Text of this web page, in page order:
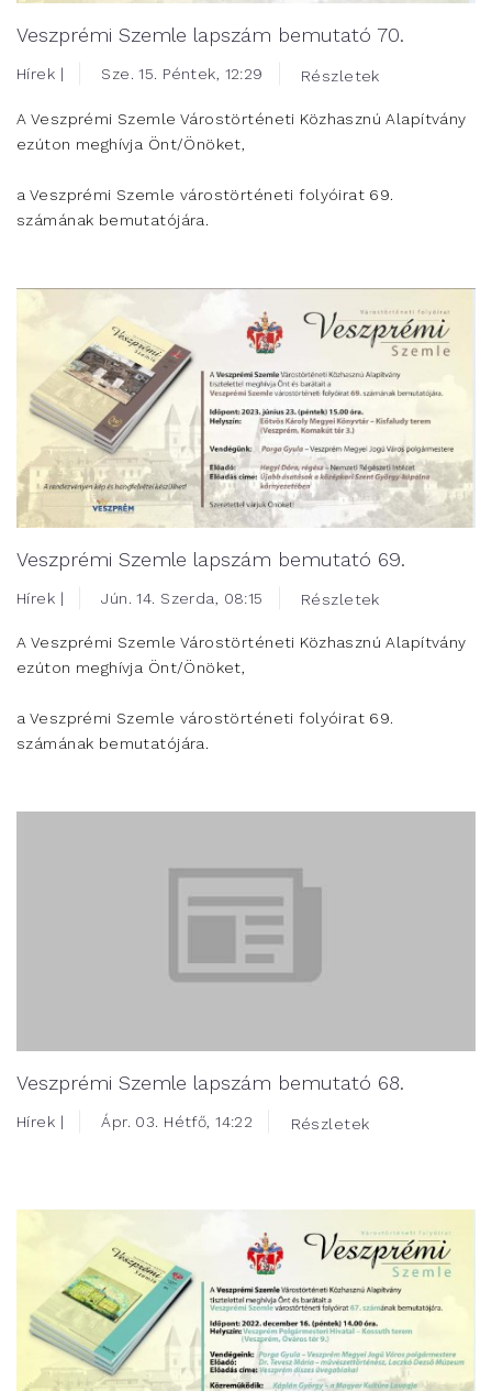
Veszprémi Szemle lapszám bemutató 70.
Hírek | Sze. 15. Péntek, 12:29 Részletek
A Veszprémi Szemle Várostörténeti Közhasznú Alapítvány
ezúton meghívja Önt/Önöket,
a Veszprémi Szemle várostörténeti folyóirat 69.
számának bemutatójára.
Veszprémi Szemle lapszám bemutató 69.
Hírek | Jún. 14. Szerda, 08:15 Részletek
A Veszprémi Szemle Várostörténeti Közhasznú Alapítvány
ezúton meghívja Önt/Önöket,
a Veszprémi Szemle várostörténeti folyóirat 69.
számának bemutatójára.
Veszprémi Szemle lapszám bemutató 68.
Hírek | Ápr. 03. Hétfő, 14:22 Részletek